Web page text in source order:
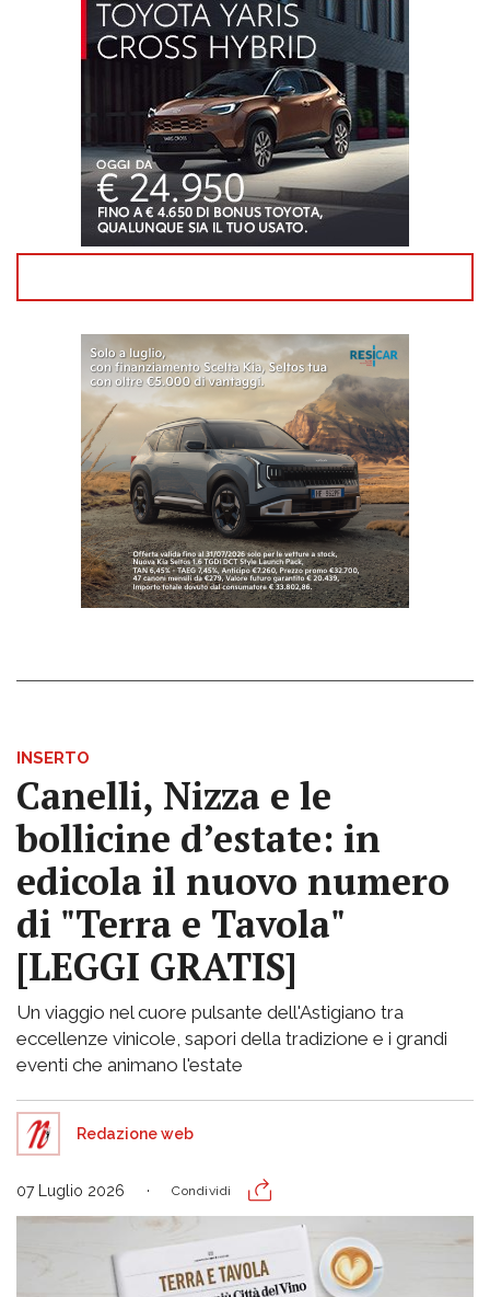
INSERTO
Canelli, Nizza e le
bollicine d’estate: in
edicola il nuovo numero
di "Terra e Tavola"
[LEGGI GRATIS]
Un viaggio nel cuore pulsante dell'Astigiano tra
eccellenze vinicole, sapori della tradizione e i grandi
eventi che animano l'estate
Redazione web
07 Luglio 2026 Condividi